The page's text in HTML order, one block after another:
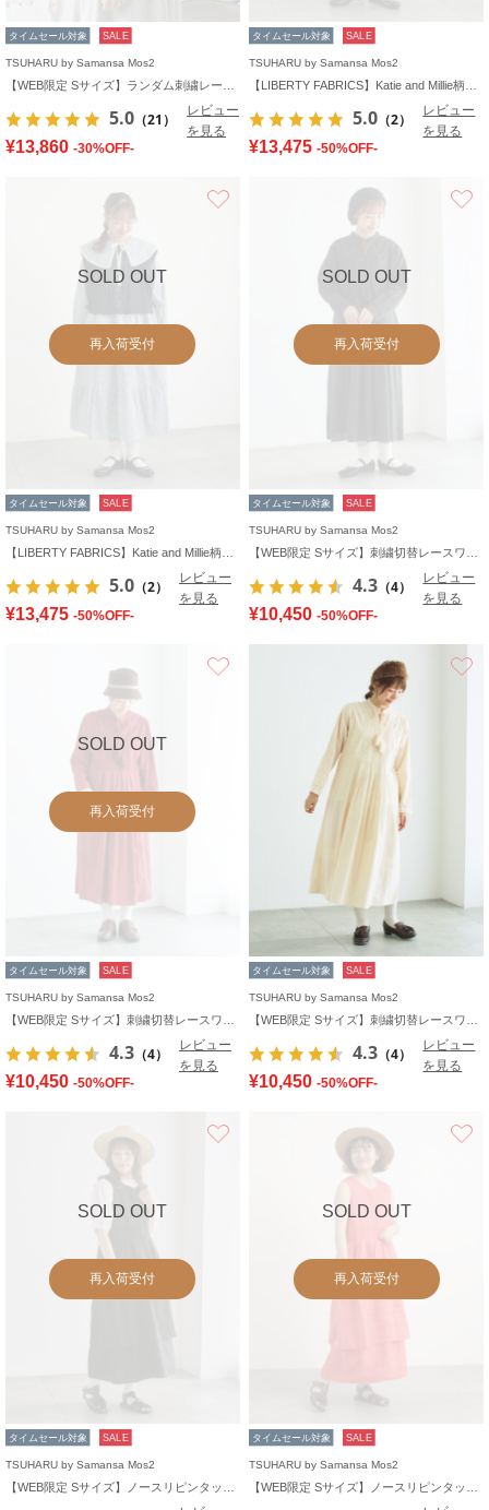
タイムセール対象 SALE
TSUHARU by Samansa Mos2
5.0 （21）
レビュー
を見る
¥13,860 -30%OFF-
タイムセール対象 SALE
TSUHARU by Samansa Mos2
5.0 （2）
レビュー
を見る
¥13,475 -50%OFF-
SOLD OUT
再入荷受付
タイムセール対象 SALE
TSUHARU by Samansa Mos2
5.0 （2）
レビュー
を見る
¥13,475 -50%OFF-
SOLD OUT
再入荷受付
タイムセール対象 SALE
TSUHARU by Samansa Mos2
4.3 （4）
レビュー
を見る
¥10,450 -50%OFF-
SOLD OUT
再入荷受付
タイムセール対象 SALE
TSUHARU by Samansa Mos2
4.3 （4）
レビュー
を見る
¥10,450 -50%OFF-
タイムセール対象 SALE
TSUHARU by Samansa Mos2
4.3 （4）
レビュー
を見る
¥10,450 -50%OFF-
SOLD OUT
再入荷受付
タイムセール対象 SALE
TSUHARU by Samansa Mos2
SOLD OUT
再入荷受付
タイムセール対象 SALE
TSUHARU by Samansa Mos2